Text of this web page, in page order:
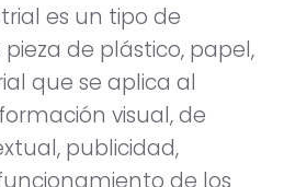
es un tipo de
de plástico, papel,
que se aplica al
visual, de
publicidad,
de los